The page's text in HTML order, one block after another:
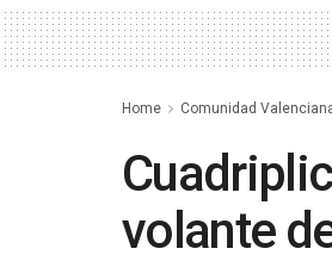
Home Comunidad
volante